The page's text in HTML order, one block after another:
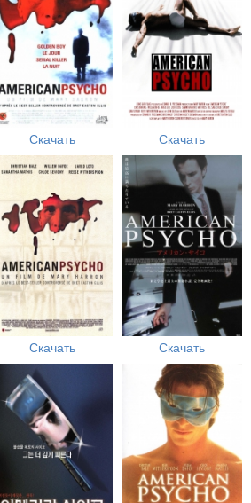
Скачать Скачать
Скачать Скачать